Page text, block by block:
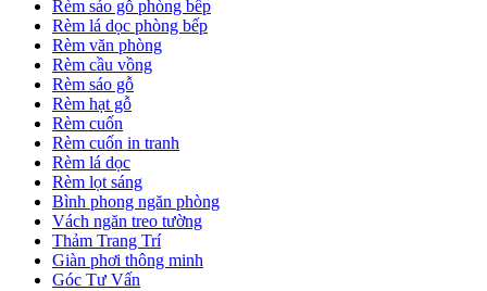
Rèm sáo gỗ phòng bếp
Rèm lá dọc phòng bếp
Rèm văn phòng
Rèm cầu vồng
Rèm sáo gỗ
Rèm hạt gỗ
Rèm cuốn
Rèm cuốn in tranh
Rèm lá dọc
Rèm lọt sáng
Bình phong ngăn phòng
Vách ngăn treo tường
Thảm Trang Trí
Giàn phơi thông minh
Góc Tư Vấn